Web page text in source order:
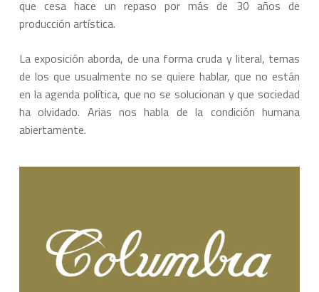
que cesa hace un repaso por más de 30 años de
producción artística.
La exposición aborda, de una forma cruda y literal, temas
de los que usualmente no se quiere hablar, que no están
en la agenda política, que no se solucionan y que sociedad
ha olvidado. Arias nos habla de la condición humana
abiertamente.